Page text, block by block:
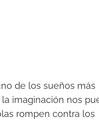
de los sueños más
imaginación nos
rompen contra los